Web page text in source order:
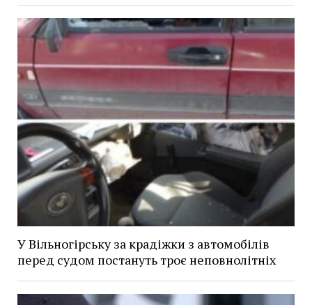
У Вільногірську за крадіжки з автомобілів
перед судом постануть троє неповнолітніх